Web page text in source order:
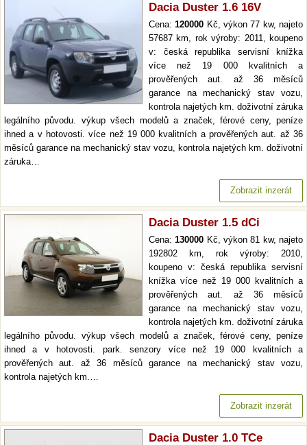
Dacia Duster 1.6 16V
Cena:120000 Kč, výkon 77 kw, najeto
57687 km, rok výroby: 2011, koupeno
v: česká republika servisní knížka
více než 19 000 kvalitních a
prověřených aut. až 36 měsíců
garance na mechanický stav vozu,
kontrola najetých km. doživotní záruka
legálního původu. výkup všech modelů a značek, férové ceny, peníze
ihned a v hotovosti. více než 19 000 kvalitních a prověřených aut. až 36
měsíců garance na mechanický stav vozu, kontrola najetých km. doživotní
záruka…
Zobrazit inzerát
Dacia Duster 1.5 dCi
Cena:130000 Kč, výkon 81 kw, najeto
192802 km, rok výroby: 2010,
koupeno v: česká republika servisní
knížka více než 19 000 kvalitních a
prověřených aut. až 36 měsíců
garance na mechanický stav vozu,
kontrola najetých km. doživotní záruka
legálního původu. výkup všech modelů a značek, férové ceny, peníze
ihned a v hotovosti. park. senzory více než 19 000 kvalitních a
prověřených aut. až 36 měsíců garance na mechanický stav vozu,
kontrola najetých km.…
Zobrazit inzerát
Dacia Duster 1.0 TCe